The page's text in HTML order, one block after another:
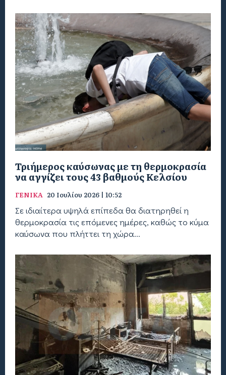
Τριήμερος καύσωνας με τη θερμοκρασία
να αγγίζει τους 43 βαθμούς Κελσίου
ΓΕΝΙΚΑ 20 Ιουλίου 2026 | 10:52
Σε ιδιαίτερα υψηλά επίπεδα θα διατηρηθεί η
θερμοκρασία τις επόμενες ημέρες, καθώς το κύμα
καύσωνα που πλήττει τη χώρα...